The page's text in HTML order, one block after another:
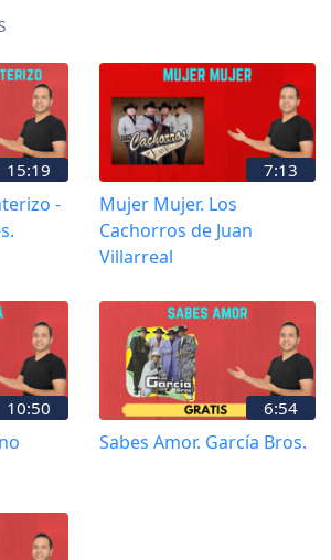
15:19
-
7:13
Mujer Mujer. Los
Cachorros de Juan
Villarreal
10:50 6:54
Sabes Amor. García Bros.